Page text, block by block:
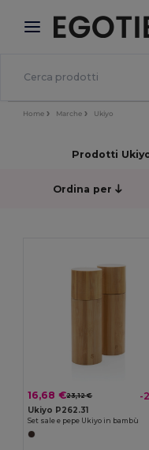
× App Egotier
Prezzi migliori
Home Marche Ukiyo
Prodotti
Ordina per
16,68 €23,12 € -
Ukiyo P262.31
Set sale e pepe Ukiyo in bambù